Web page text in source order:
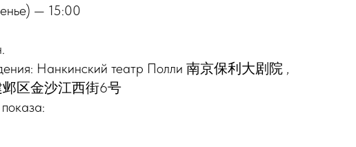
— 15:00
Нанкинский театр Полли 南京保利大剧院 ,
区金沙江西街6号